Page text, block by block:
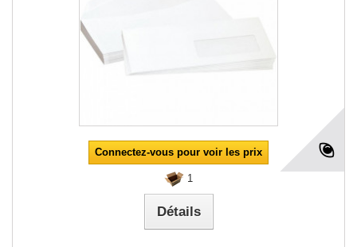
Connectez-vous pour voir les prix
1
Détails